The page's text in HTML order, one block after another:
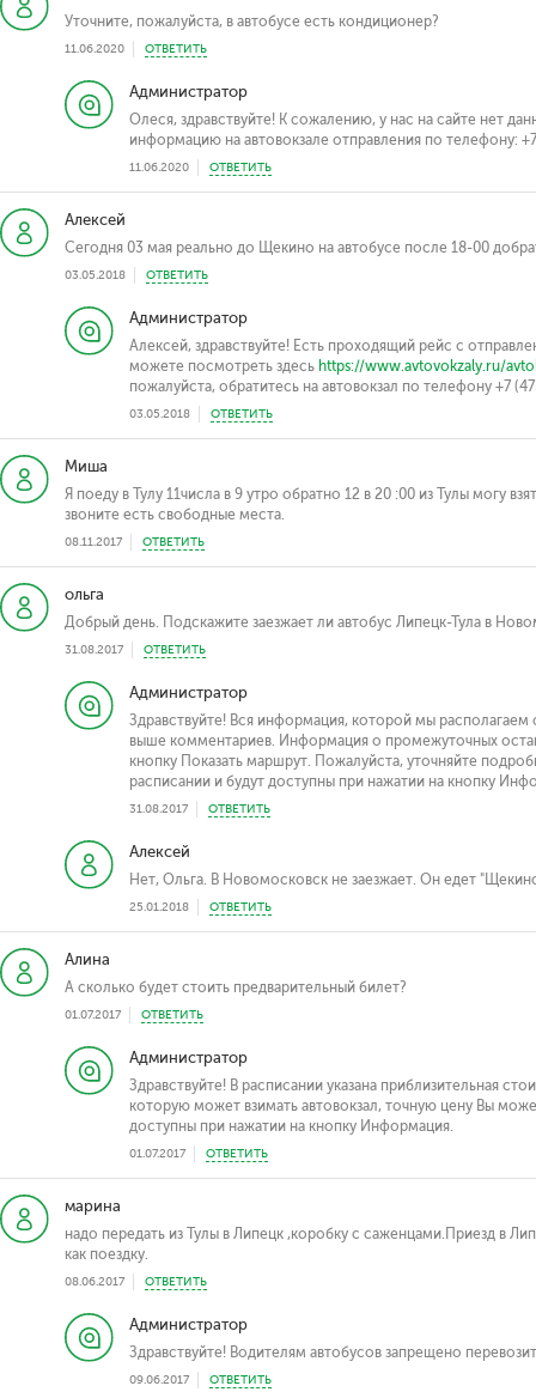
Уточните, пожалуйста, в автобусе есть кондиционер?
11.06.2020 ОТВЕТИТЬ
Администратор
Олеся, здравствуйте! К сожалению, у нас на сайте нет
информацию на автовокзале отправления по телефону:
11.06.2020 ОТВЕТИТЬ
Алексей
Сегодня 03 мая реально до Щекино на автобусе после 18-00
03.05.2018 ОТВЕТИТЬ
Администратор
Алексей, здравствуйте! Есть проходящий рейс с
можете посмотреть здесь https://www.avtovokzaly.ru/
пожалуйста, обратитесь на автовокзал по телефону +7
03.05.2018 ОТВЕТИТЬ
Миша
Я поеду в Тулу 11числа в 9 утро обратно 12 в 20 :00 из Тулы могу
звоните есть свободные места.
08.11.2017 ОТВЕТИТЬ
ольга
Добрый день. Подскажите заезжает ли автобус Липецк-Тула в
31.08.2017 ОТВЕТИТЬ
Администратор
Здравствуйте! Вся информация, которой мы располагаем
выше комментариев. Информация о промежуточных
кнопку Показать маршрут. Пожалуйста, уточняйте
расписании и будут доступны при нажатии на кнопку
31.08.2017 ОТВЕТИТЬ
Алексей
Нет, Ольга. В Новомосковск не заезжает. Он едет
25.01.2018 ОТВЕТИТЬ
Алина
А сколько будет стоить предварительный билет?
01.07.2017 ОТВЕТИТЬ
Администратор
Здравствуйте! В расписании указана приблизительная
которую может взимать автовокзал, точную цену Вы
доступны при нажатии на кнопку Информация.
01.07.2017 ОТВЕТИТЬ
марина
надо передать из Тулы в Липецк ,коробку с саженцами.Приезд в
как поездку.
08.06.2017 ОТВЕТИТЬ
Администратор
Здравствуйте! Водителям автобусов запрещено
09.06.2017 ОТВЕТИТЬ